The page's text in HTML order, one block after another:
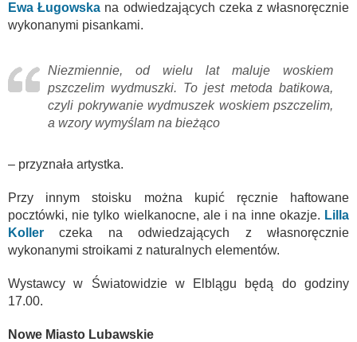
Ewa Ługowska na odwiedzających czeka z własnoręcznie
wykonanymi pisankami.
Niezmiennie, od wielu lat maluje woskiem
pszczelim wydmuszki. To jest metoda batikowa,
czyli pokrywanie wydmuszek woskiem pszczelim,
a wzory wymyślam na bieżąco
– przyznała artystka.
Przy innym stoisku można kupić ręcznie haftowane
pocztówki, nie tylko wielkanocne, ale i na inne okazje. Lilla
Koller czeka na odwiedzających z własnoręcznie
wykonanymi stroikami z naturalnych elementów.
Wystawcy w Światowidzie w Elblągu będą do godziny
17.00.
Nowe Miasto Lubawskie